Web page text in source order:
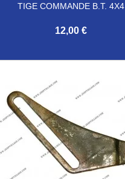
TIGE COMMANDE B.T. 4X4
12,00 €